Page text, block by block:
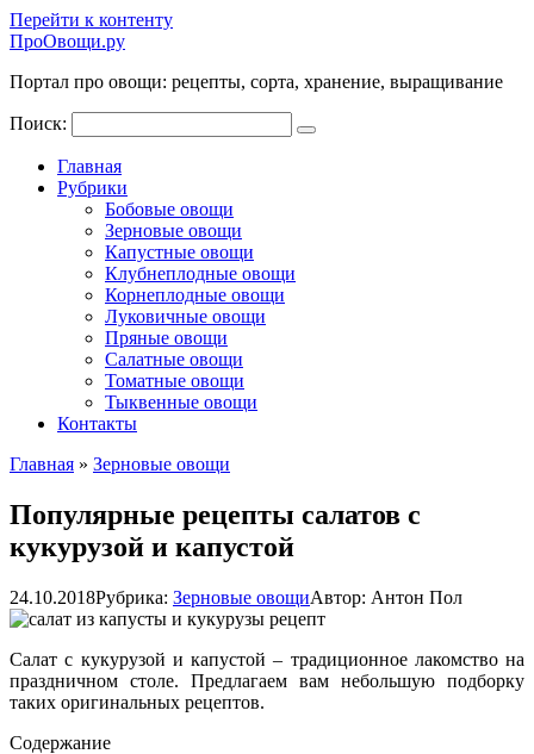
Перейти к контенту
ПроОвощи.ру
Портал про овощи: рецепты, сорта, хранение, выращивание
Поиск:
Главная
Рубрики
Бобовые овощи
Зерновые овощи
Капустные овощи
Клубнеплодные овощи
Корнеплодные овощи
Луковичные овощи
Пряные овощи
Салатные овощи
Томатные овощи
Тыквенные овощи
Контакты
Главная » Зерновые овощи
Популярные рецепты салатов с
кукурузой и капустой
24.10.2018Рубрика: Зерновые овощиАвтор: Антон Пол
Салат с кукурузой и капустой – традиционное лакомство на
праздничном столе. Предлагаем вам небольшую подборку
таких оригинальных рецептов.
Содержание